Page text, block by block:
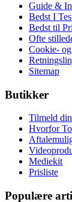
Guide &
Bedst I
Bedst til
Ofte
Cookie-
Sitemap
Butikker
Tilmeld
Hvorfor
Mediekit
Prisliste
Populære